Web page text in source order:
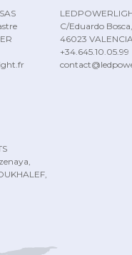
C/Eduardo Bosca,
46023 VALENCIA
+34.645.10.05.99